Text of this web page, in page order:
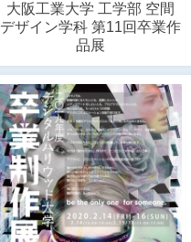
大阪工業大学 工学部 空間
デザイン学科 第11回卒業作
品展